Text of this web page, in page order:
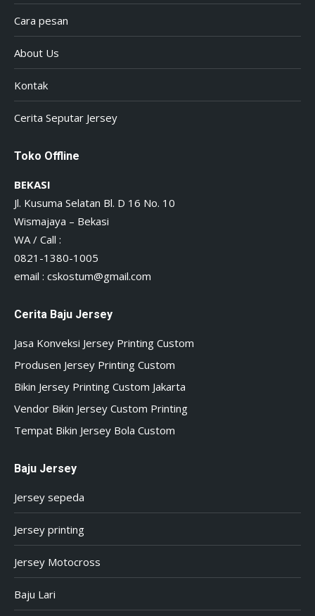
Cara pesan
About Us
Kontak
Cerita Seputar Jersey
Toko Offline
BEKASI
Jl. Kusuma Selatan Bl. D 16 No. 10
Wismajaya – Bekasi
WA / Call :
0821-1380-1005
email : cskostum@gmail.com
Cerita Baju Jersey
Jasa Konveksi Jersey Printing Custom
Produsen Jersey Printing Custom
Bikin Jersey Printing Custom Jakarta
Vendor Bikin Jersey Custom Printing
Tempat Bikin Jersey Bola Custom
Baju Jersey
Jersey sepeda
Jersey printing
Jersey Motocross
Baju Lari